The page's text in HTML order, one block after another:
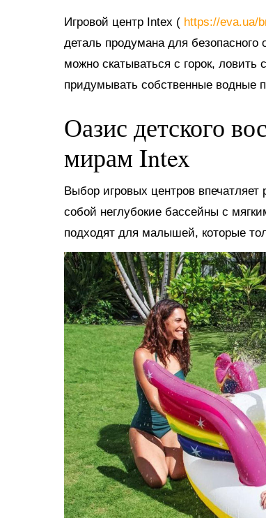
Игровой центр Intex ( https://eva.ua/
деталь продумана для безопасного
можно скатываться с горок,
придумывать собственные водные
Оазис детского
мирам Intex
Выбор игровых центров
собой неглубокие бассейны с
подходят для малышей, которые